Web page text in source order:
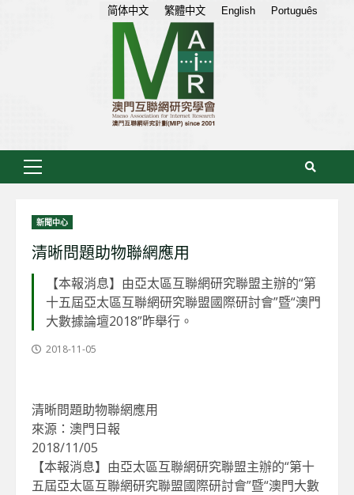
Primary
新聞中心
清晰問題助物聯網應用
【本報消息】由亞太區互聯網研究聯盟主辦的“第
十五屆亞太區互聯網研究聯盟國際研討會”暨“澳門
大數據論壇2018”昨舉行。
2018-11-05
清晰問題助物聯網應用
來源：澳門日報
2018/11/05
【本報消息】由亞太區互聯網研究聯盟主辦的“第十
五屆亞太區互聯網研究聯盟國際研討會”暨“澳門大數
简体中文 繁體中文 English Português